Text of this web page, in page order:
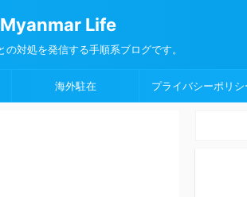
Life
対処を発信する手順系ブログです。
海外駐在 プライバシーポリシ